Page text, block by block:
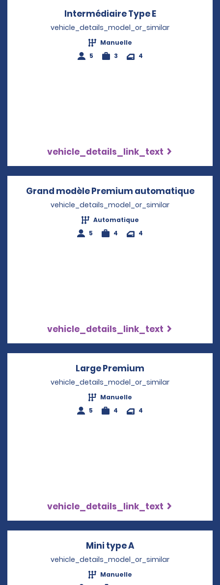
Intermédiaire Type EOpens in a
vehicle_details_model_or_similar
Manuelle
5
3 4
vehicle_details_link_text
Grand modèle Premium automatique
vehicle_details_model_or_similar
Automatique
5
4 4
vehicle_details_link_text
Large Premium
vehicle_details_model_or_similar
Manuelle
5
4 4
vehicle_details_link_text
Mini type AOpens in a new
vehicle_details_model_or_similar
Manuelle